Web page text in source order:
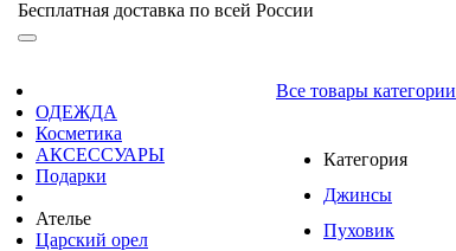
Бесплатная доставка по всей России
ОДЕЖДА
Косметика
АКСЕССУАРЫ
Подарки
Ателье
Царский орел
Все товары категории
Категория
Джинсы
Пуховик